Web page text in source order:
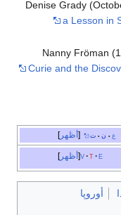
Denise Grady
a Lesson in
Nanny Fröman
Curie and the
أظهر ع • ن • ت
أظهر v t e
أوروپا